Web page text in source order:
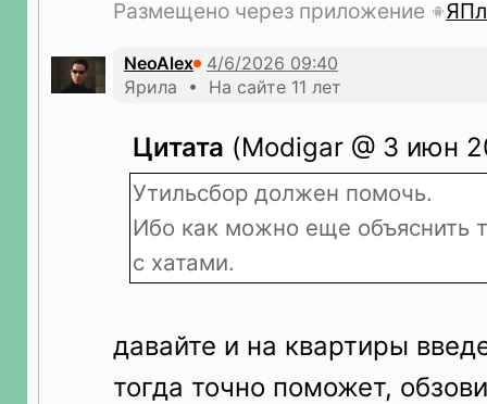
Размещено через приложение
NeoAlex
Ярила • На сайте 11 лет
Цитата (Modigar @ 3 июн
Утильсбор должен помочь.
Ибо как можно еще объяснить
с хатами.
давайте и на квартиры
тогда точно поможет,